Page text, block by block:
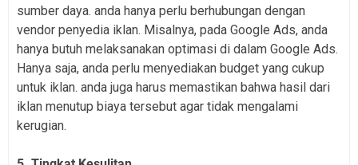
sumber daya. anda hanya perlu berhubungan dengan
vendor penyedia iklan. Misalnya, pada Google Ads, anda
hanya butuh melaksanakan optimasi di dalam Google Ads.
Hanya saja, anda perlu menyediakan budget yang cukup
untuk iklan. anda juga harus memastikan bahwa hasil dari
iklan menutup biaya tersebut agar tidak mengalami
kerugian.